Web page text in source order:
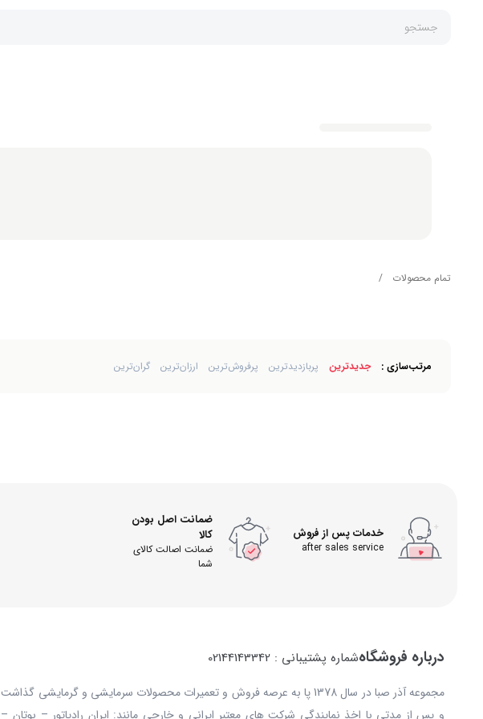
جستجو
تمام محصولات /
مرتب‌سازی : جدیدترین پربازدیدترین پرفروش‌ترین ارزان‌ترین گران‌ترین
خدمات پس از فروش
after sales service
ضمانت اصل بودن
کالا
ضمانت اصالت کالای
شما
درباره فروشگاهشماره پشتیبانی : 02144143342
مجموعه آذر صبا در سال 1378 پا به عرصه فروش و تعمیرات محصولات سرمایشی و گرمایشی گذاشت
و پس از مدتی با اخذ نمایندگی شرکت های معتبر ایرانی و خارجی مانند: ایران رادیاتور – بوتان –